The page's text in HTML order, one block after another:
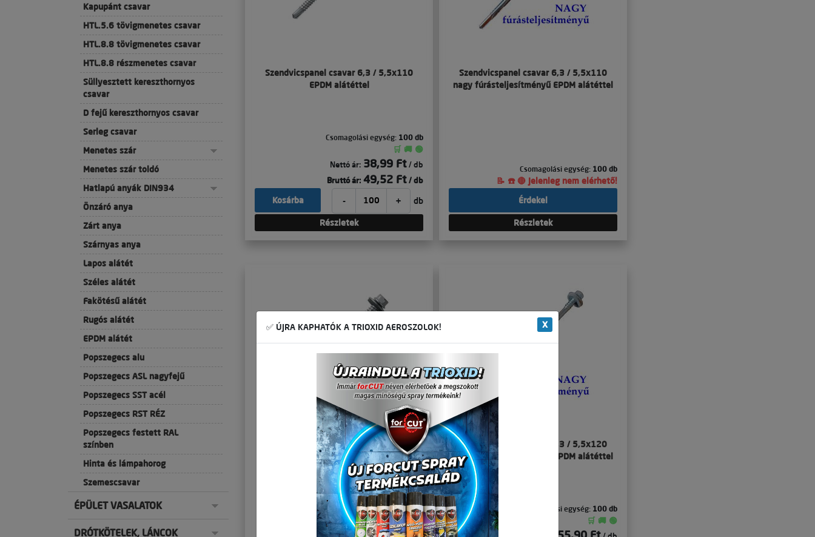
Kapupánt csavar
HTL.5.6 tövigmenetes csavar
HTL.8.8 tövigmenetes csavar
HTL.8.8 részmenetes csavar
Süllyesztett kereszthornyos
csavar
D fejű kereszthornyos csavar
Serleg csavar
Menetes szár
Menetes szár toldó
Hatlapú anyák DIN934
Önzáró anya
Zárt anya
Szárnyas anya
Lapos alátét
Széles alátét
Fakötésű alátét
Rugós alátét
EPDM alátét
Popszegecs alu
Popszegecs ASL nagyfejű
Popszegecs SST acél
Popszegecs RST RÉZ
Popszegecs festett RAL
színben
Hinta és lámpahorog
Szemescsavar
ÉPÜLET VASALATOK
DRÓTKÖTELEK, LÁNCOK
Szendvicspanel csavar 6,3 / 5,5x110
EPDM alátéttel
Csomagolási egység: 100 db
🛒 🚚 🟢
Nettó ár: 38,99 Ft / db
Bruttó ár: 49,52 Ft / db
- + db
Kosárba
Részletek
Szendvicspanel csavar 6,3 / 5,5x110
nagy fúrásteljesítményű EPDM alátéttel
Csomagolási egység: 100 db
📝 ☎️ 🔴 Jelenleg nem elérhető!
Érdekel
Részletek
Szendvicspanel csavar 6,3 / 5,5x120
EPDM alátéttel
Csomagolási egység:100 db
🛒 🚚 🟢
Szendvicspanel csavar 6,3 / 5,5x120
nagy fúrásteljesítményű EPDM alátéttel
Csomagolási egység: 100 db
🛒 🚚 🟢
✅ ÚJRA KAPHATÓK A TRIOXID AEROSZOLOK! X